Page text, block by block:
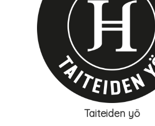
Tai­tei­den yö